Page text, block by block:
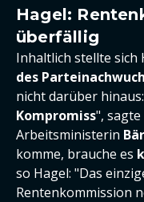
Hagel:
überfällig
Inhaltlich stellte sich
des
nicht darüber hinaus:
Kompromiss",
Arbeitsministerin
komme, brauche es
so Hagel: "Das
Rentenkommission